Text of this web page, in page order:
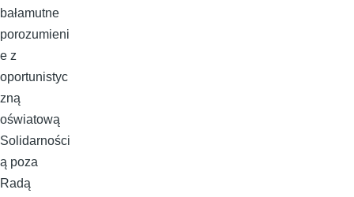
bałamutne
porozumieni
e z
oportunistyc
zną
oświatową
Solidarności
ą poza
Radą